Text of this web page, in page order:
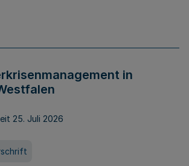
in
25. Juli 2026